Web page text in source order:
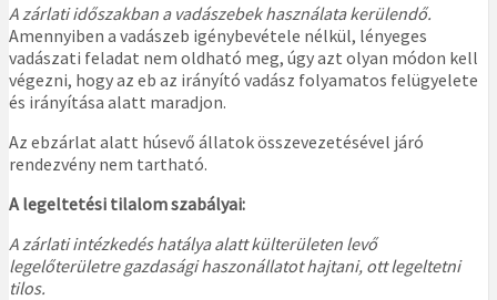
A zárlati időszakban a vadászebek használata kerülendő.
Amennyiben a vadászeb igénybevétele nélkül, lényeges
vadászati feladat nem oldható meg, úgy azt olyan módon kell
végezni, hogy az eb az irányító vadász folyamatos felügyelete
és irányítása alatt maradjon.
Az ebzárlat alatt húsevő állatok összevezetésével járó
rendezvény nem tartható.
A legeltetési tilalom szabályai:
A zárlati intézkedés hatálya alatt külterületen levő
legelőterületre gazdasági haszonállatot hajtani, ott legeltetni
tilos.